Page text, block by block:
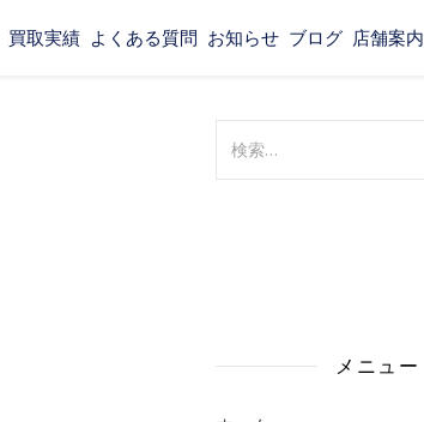
買取実績 よくある質問 お知らせ ブログ 店舗案内
メニュー